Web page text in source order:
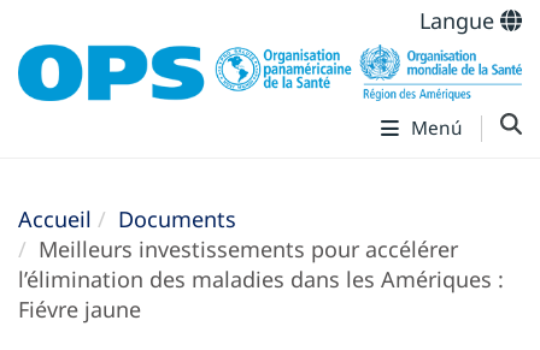
Langue
Menú
Accueil
Documents
Meilleurs investissements pour accélérer
l’élimination des maladies dans les Amériques :
Fiévre jaune